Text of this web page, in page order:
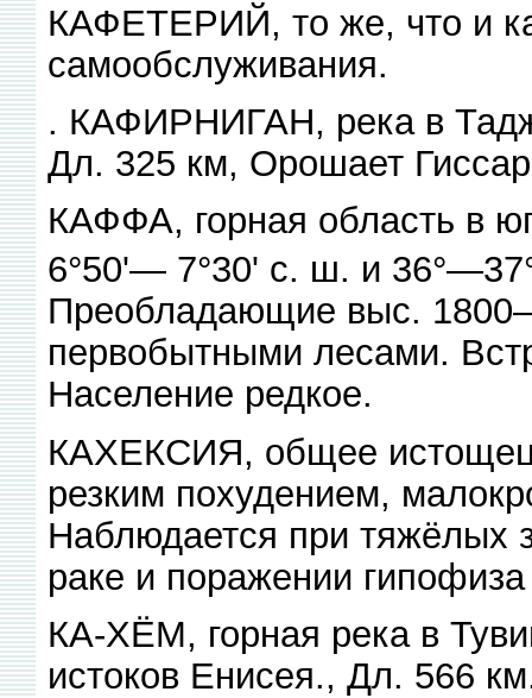
КАФЕТЕРИЙ, то же, что и
самообслуживания.
. КАФИРНИГАН, река в
Дл. 325 км, Орошает
КАФФА, горная область в
6°50'— 7°30' с. ш. и
Преобладающие выс.
первобытными лесами.
Население редкое.
КАХЕКСИЯ, общее
резким похудением,
Наблюдается при тяжёлых
раке и поражении
КА-ХЁМ, горная река в
истоков Енисея., Дл. 566